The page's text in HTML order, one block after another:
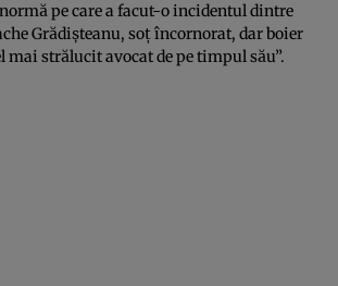
pe care a facut-o incidentul dintre
Grădişteanu, soţ încornorat, dar boier
mai strălucit avocat de pe timpul său”.